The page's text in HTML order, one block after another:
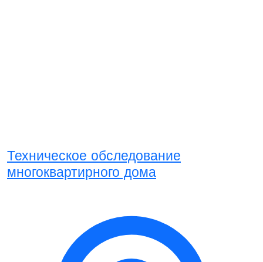
Техническое обследование
многоквартирного дома